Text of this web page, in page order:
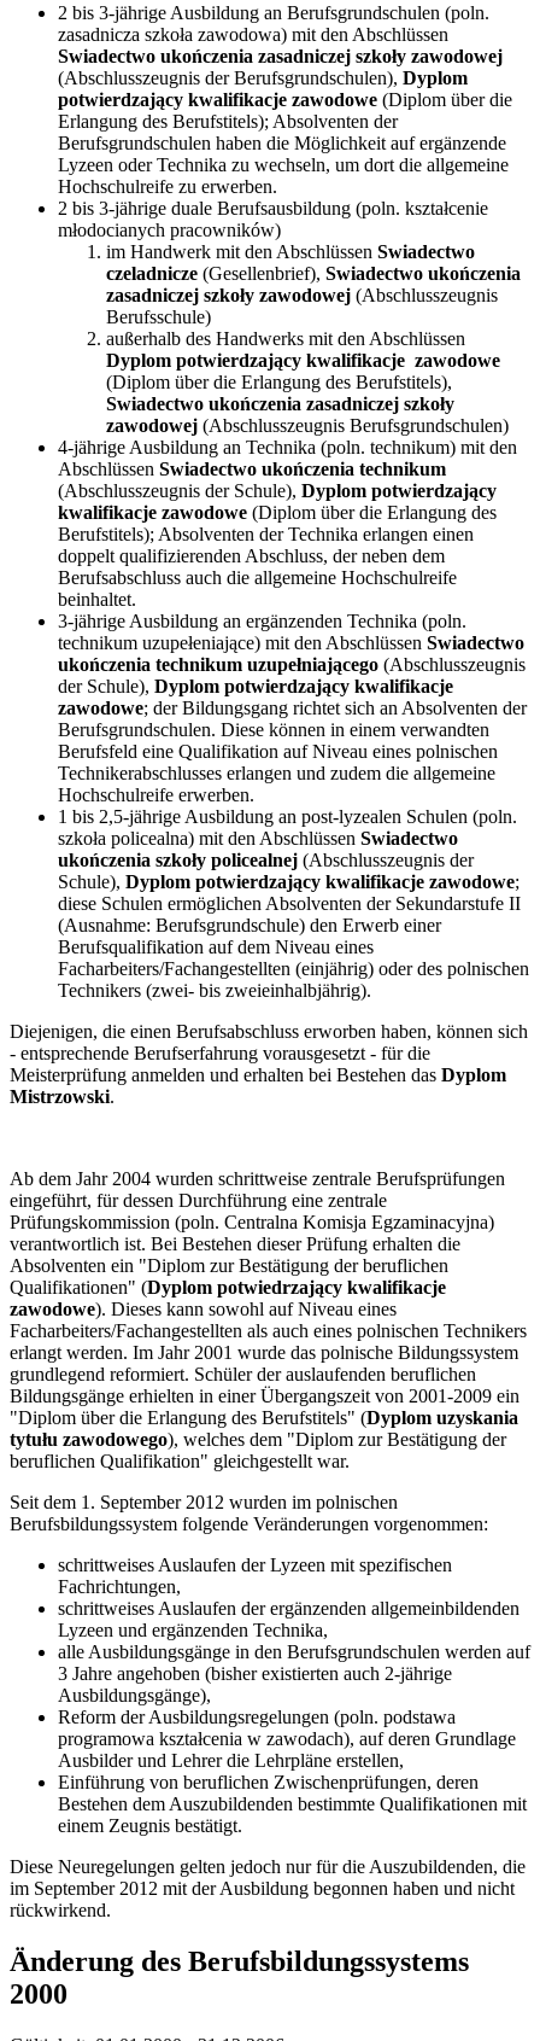
2 bis 3-jährige Ausbildung an Berufsgrundschulen (poln.
zasadnicza szkoła zawodowa) mit den Abschlüssen
Swiadectwo ukończenia zasadniczej szkoły zawodowej
(Abschlusszeugnis der Berufsgrundschulen), Dyplom
potwierdzający kwalifikacje zawodowe (Diplom über die
Erlangung des Berufstitels); Absolventen der
Berufsgrundschulen haben die Möglichkeit auf ergänzende
Lyzeen oder Technika zu wechseln, um dort die allgemeine
Hochschulreife zu erwerben.
2 bis 3-jährige duale Berufsausbildung (poln. kształcenie
młodocianych pracowników)
im Handwerk mit den Abschlüssen Swiadectwo
czeladnicze (Gesellenbrief), Swiadectwo ukończenia
zasadniczej szkoły zawodowej (Abschlusszeugnis
Berufsschule)
außerhalb des Handwerks mit den Abschlüssen
Dyplom potwierdzający kwalifikacje zawodowe
(Diplom über die Erlangung des Berufstitels),
Swiadectwo ukończenia zasadniczej szkoły
zawodowej (Abschlusszeugnis Berufsgrundschulen)
4-jährige Ausbildung an Technika (poln. technikum) mit den
Abschlüssen Swiadectwo ukończenia technikum
(Abschlusszeugnis der Schule), Dyplom potwierdzający
kwalifikacje zawodowe (Diplom über die Erlangung des
Berufstitels); Absolventen der Technika erlangen einen
doppelt qualifizierenden Abschluss, der neben dem
Berufsabschluss auch die allgemeine Hochschulreife
beinhaltet.
3-jährige Ausbildung an ergänzenden Technika (poln.
technikum uzupełeniające) mit den Abschlüssen Swiadectwo
ukończenia technikum uzupełniającego (Abschlusszeugnis
der Schule), Dyplom potwierdzający kwalifikacje
zawodowe; der Bildungsgang richtet sich an Absolventen der
Berufsgrundschulen. Diese können in einem verwandten
Berufsfeld eine Qualifikation auf Niveau eines polnischen
Technikerabschlusses erlangen und zudem die allgemeine
Hochschulreife erwerben.
1 bis 2,5-jährige Ausbildung an post-lyzealen Schulen (poln.
szkoła policealna) mit den Abschlüssen Swiadectwo
ukończenia szkoły policealnej (Abschlusszeugnis der
Schule), Dyplom potwierdzający kwalifikacje zawodowe;
diese Schulen ermöglichen Absolventen der Sekundarstufe II
(Ausnahme: Berufsgrundschule) den Erwerb einer
Berufsqualifikation auf dem Niveau eines
Facharbeiters/Fachangestellten (einjährig) oder des polnischen
Technikers (zwei- bis zweieinhalbjährig).
Diejenigen, die einen Berufsabschluss erworben haben, können sich
- entsprechende Berufserfahrung vorausgesetzt - für die
Meisterprüfung anmelden und erhalten bei Bestehen das Dyplom
Mistrzowski.
Ab dem Jahr 2004 wurden schrittweise zentrale Berufsprüfungen
eingeführt, für dessen Durchführung eine zentrale
Prüfungskommission (poln. Centralna Komisja Egzaminacyjna)
verantwortlich ist. Bei Bestehen dieser Prüfung erhalten die
Absolventen ein "Diplom zur Bestätigung der beruflichen
Qualifikationen" (Dyplom potwiedrzający kwalifikacje
zawodowe). Dieses kann sowohl auf Niveau eines
Facharbeiters/Fachangestellten als auch eines polnischen Technikers
erlangt werden. Im Jahr 2001 wurde das polnische Bildungssystem
grundlegend reformiert. Schüler der auslaufenden beruflichen
Bildungsgänge erhielten in einer Übergangszeit von 2001-2009 ein
"Diplom über die Erlangung des Berufstitels" (Dyplom uzyskania
tytułu zawodowego), welches dem "Diplom zur Bestätigung der
beruflichen Qualifikation" gleichgestellt war.
Seit dem 1. September 2012 wurden im polnischen
Berufsbildungssystem folgende Veränderungen vorgenommen:
schrittweises Auslaufen der Lyzeen mit spezifischen
Fachrichtungen,
schrittweises Auslaufen der ergänzenden allgemeinbildenden
Lyzeen und ergänzenden Technika,
alle Ausbildungsgänge in den Berufsgrundschulen werden auf
3 Jahre angehoben (bisher existierten auch 2-jährige
Ausbildungsgänge),
Reform der Ausbildungsregelungen (poln. podstawa
programowa kształcenia w zawodach), auf deren Grundlage
Ausbilder und Lehrer die Lehrpläne erstellen,
Einführung von beruflichen Zwischenprüfungen, deren
Bestehen dem Auszubildenden bestimmte Qualifikationen mit
einem Zeugnis bestätigt.
Diese Neuregelungen gelten jedoch nur für die Auszubildenden, die
im September 2012 mit der Ausbildung begonnen haben und nicht
rückwirkend.
Änderung des Berufsbildungssystems
2000